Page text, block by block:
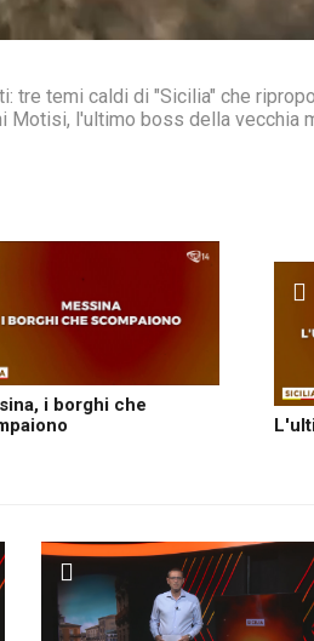
tre temi caldi di "Sicilia" che
Motisi, l'ultimo boss della vecchia
i borghi che